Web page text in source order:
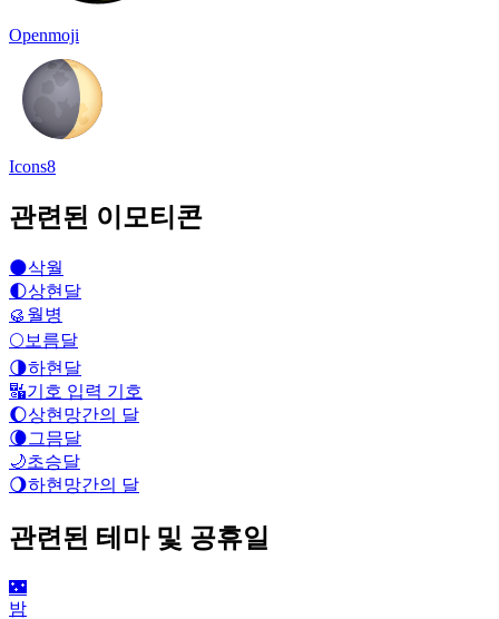
Openmoji
Icons8
관련된 이모티콘
🌑삭월
🌓상현달
🥮 월병
🌕 보름달
🌗하현달
🔣기호 입력 기호
🌔상현망간의 달
🌘그믐달
🌙초승달
🌖하현망간의 달
관련된 테마 및 공휴일
🌃
밤